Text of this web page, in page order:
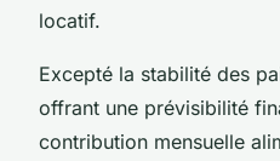
locatif.
Excepté la stabilité des
offrant une prévisibilité
contribution mensuelle